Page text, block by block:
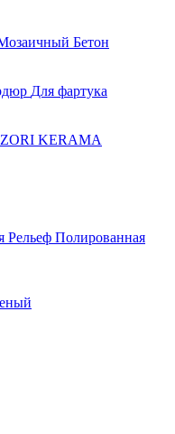
Бетон
Для фартука
KERAMA
Рельеф Полированная